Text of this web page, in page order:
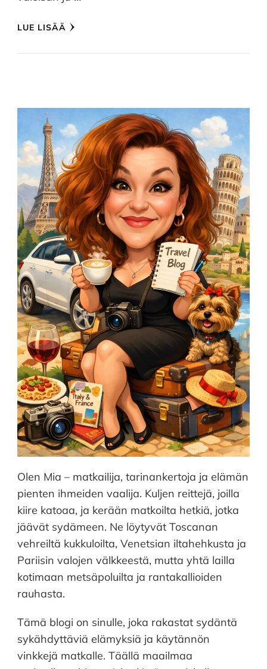
LUE LISÄÄ
Olen Mia – matkailija, tarinankertoja ja elämän
pienten ihmeiden vaalija. Kuljen reittejä, joilla
kiire katoaa, ja kerään matkoilta hetkiä, jotka
jäävät sydämeen. Ne löytyvät Toscanan
vehreiltä kukkuloilta, Venetsian iltahehkusta ja
Pariisin valojen välkkeestä, mutta yhtä lailla
kotimaan metsäpoluilta ja rantakallioiden
rauhasta.
Tämä blogi on sinulle, joka rakastat sydäntä
sykähdyttäviä elämyksiä ja käytännön
vinkkejä matkalle. Täällä maailmaa